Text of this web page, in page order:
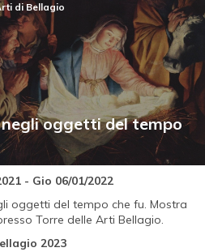
negli oggetti del tempo
di Bellagio
- Gio 06/01/2022
oggetti del tempo che fu. Mostra
Torre delle Arti Bellagio.
2023